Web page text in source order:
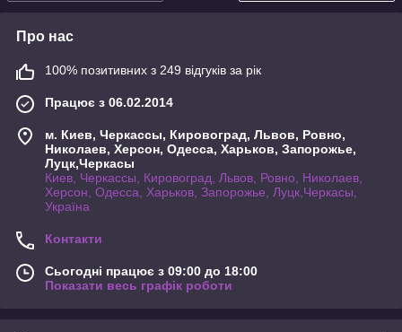
Про нас
100% позитивних з 249 відгуків за рік
Працює з 06.02.2014
м. Киев, Черкассы, Кировоград, Львов, Ровно,
Николаев, Херсон, Одесса, Харьков, Запорожье,
Луцк,Черкасы
Киев, Черкассы, Кировоград, Львов, Ровно, Николаев,
Херсон, Одесса, Харьков, Запорожье, Луцк,Черкасы,
Україна
Контакти
Сьогодні працює з 09:00 до 18:00
Показати весь графік роботи